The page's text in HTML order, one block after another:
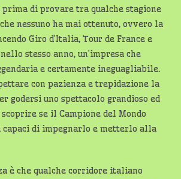
prima di provare tra qualche stagione
nessuno ha mai ottenuto, ovvero la
Giro d’Italia, Tour de France e
stesso anno, un’impresa che
e certamente ineguagliabile.
con pazienza e trepidazione la
godersi uno spettacolo grandioso ed
se il Campione del Mondo
di impegnarlo e metterlo alla
è che qualche corridore italiano